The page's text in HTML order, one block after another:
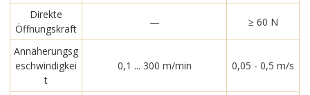
Direkte
Öffnungskraft
— ≥ 60 N
Annäherungsg
eschwindigkei
t
0,1 ... 300 m/min 0,05 - 0,5 m/s